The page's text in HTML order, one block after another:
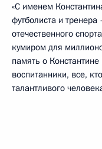
«С именем
футболиста и
отечественного
кумиром для
память о
воспитанники, все,
талантливого